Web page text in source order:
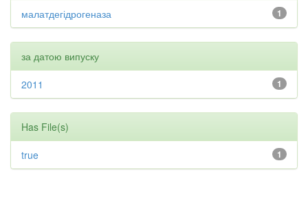
1
малатдегідрогеназа
за датою випуску
1
2011
Has File(s)
1
true